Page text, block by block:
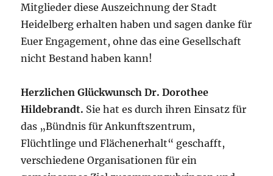
Mitglieder diese Auszeichnung der Stadt
Heidelberg erhalten haben und sagen danke für
Euer Engagement, ohne das eine Gesellschaft
nicht Bestand haben kann!
Herzlichen Glückwunsch Dr. Dorothee
Hildebrandt. Sie hat es durch ihren Einsatz für
das „Bündnis für Ankunftszentrum,
Flüchtlinge und Flächenerhalt“ geschafft,
verschiedene Organisationen für ein